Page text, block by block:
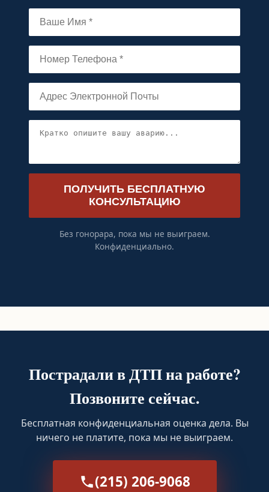
ПОЛУЧИТЬ БЕСПЛАТНУЮ
КОНСУЛЬТАЦИЮ
Без гонорара, пока мы не выиграем.
Конфиденциально.
Пострадали в ДТП на работе?
Позвоните сейчас.
Бесплатная конфиденциальная оценка дела. Вы
ничего не платите, пока мы не выиграем.
(215) 206-9068